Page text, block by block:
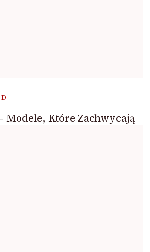
Modele, Które Zachwycają